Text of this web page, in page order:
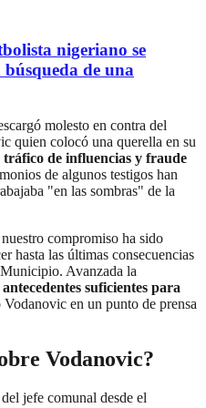
nigeriano se
de una
molesto en contra del
quien colocó una querella en su
tráfico de influencias y fraude
de algunos testigos han
"en las sombras" de la
compromiso ha sido
hasta las últimas consecuencias
Avanzada la
suficientes para
Vodanovic en un punto de prensa
Vodanovic?
jefe comunal desde el